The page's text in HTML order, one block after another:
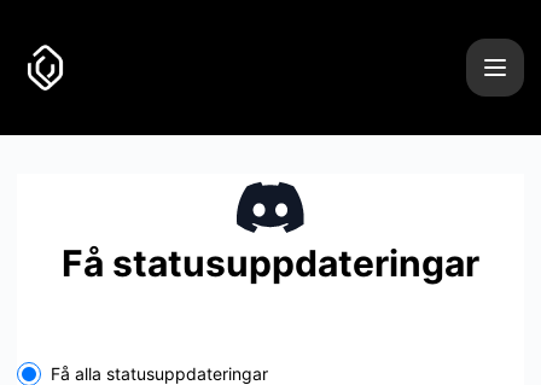
Få statusuppdateringar
Få alla statusuppdateringar